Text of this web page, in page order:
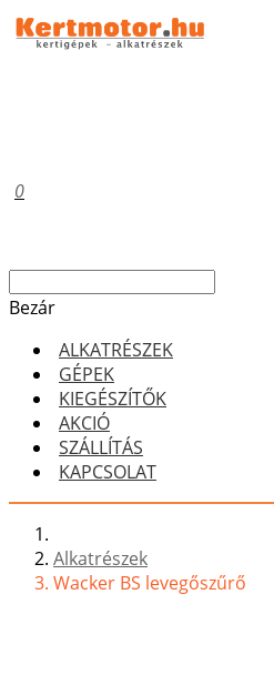
0
Bezár
ALKATRÉSZEK
GÉPEK
KIEGÉSZÍTŐK
AKCIÓ
SZÁLLÍTÁS
KAPCSOLAT
Alkatrészek
Wacker BS levegőszűrő